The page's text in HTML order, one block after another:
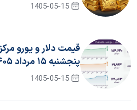
1405-05-15
قیمت دلار و یورو مرکز
پنجشنبه ۱۵ مرداد ۱۴۰۵
1405-05-15